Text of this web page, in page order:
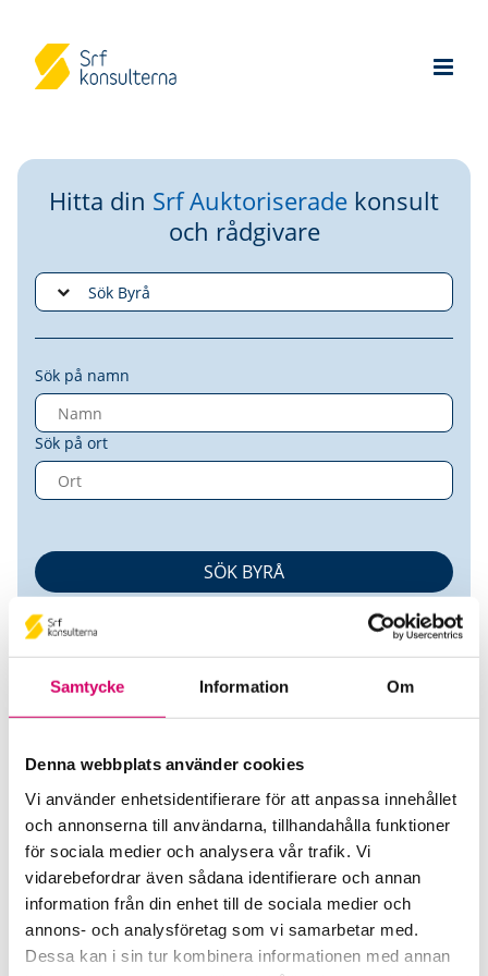
Samtycke Information Om
Denna webbplats använder cookies
Vi använder enhetsidentifierare för att anpassa innehållet
och annonserna till användarna, tillhandahålla funktioner
för sociala medier och analysera vår trafik. Vi
vidarebefordrar även sådana identifierare och annan
information från din enhet till de sociala medier och
annons- och analysföretag som vi samarbetar med.
Dessa kan i sin tur kombinera informationen med annan
Hitta din Srf Auktoriserade konsult
och rådgivare
Sök på namn
Sök på ort
Rödl Sweden AB
Srf Auktoriserade konsulter
Emelie Svensson
Auktoriserad Lönekonsult
Skicka e-post
073-432 36 36